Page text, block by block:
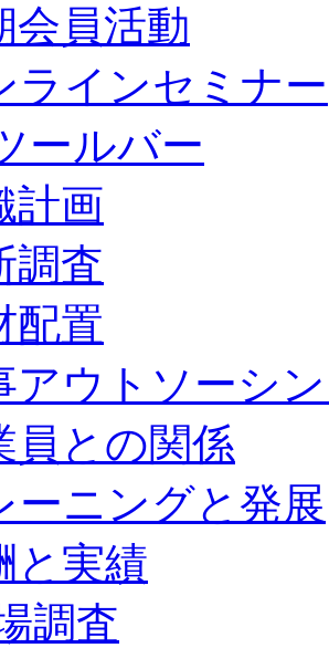
会員活動
ラインセミナー
ールバー
計画
調査
配置
アウトソーシ
員との関係
ーニングと発展
と実績
調査